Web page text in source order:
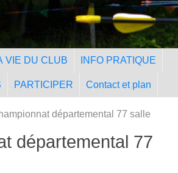
Tir à l'Arc Nangissien
VIE DU CLUB INFO PRATIQUE
PARTICIPER Contact et plan
départemental 77 salle
départemental 77
cookies